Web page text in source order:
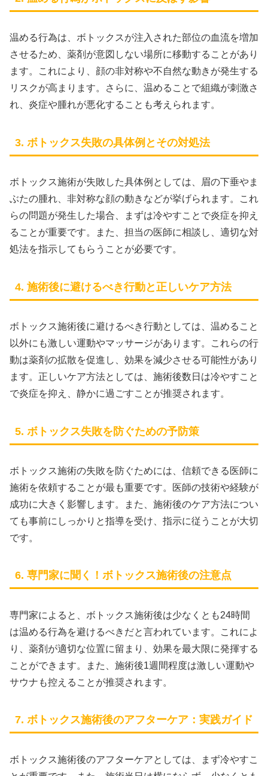
温める行為は、ボトックスが注入された部位の血流を増加
させるため、薬剤が意図しない場所に移動することがあり
ます。これにより、顔の非対称や不自然な動きが発生する
リスクが高まります。さらに、温めることで組織が刺激さ
れ、炎症や腫れが悪化することも考えられます。
3. ボトックス失敗の具体例とその対処法
ボトックス施術が失敗した具体例としては、眉の下垂やま
ぶたの腫れ、非対称な顔の動きなどが挙げられます。これ
らの問題が発生した場合、まずは冷やすことで炎症を抑え
ることが重要です。また、担当の医師に相談し、適切な対
処法を指示してもらうことが必要です。
4. 施術後に避けるべき行動と正しいケア方法
ボトックス施術後に避けるべき行動としては、温めること
以外にも激しい運動やマッサージがあります。これらの行
動は薬剤の拡散を促進し、効果を減少させる可能性があり
ます。正しいケア方法としては、施術後数日は冷やすこと
で炎症を抑え、静かに過ごすことが推奨されます。
5. ボトックス失敗を防ぐための予防策
ボトックス施術の失敗を防ぐためには、信頼できる医師に
施術を依頼することが最も重要です。医師の技術や経験が
成功に大きく影響します。また、施術後のケア方法につい
ても事前にしっかりと指導を受け、指示に従うことが大切
です。
6. 専門家に聞く！ボトックス施術後の注意点
専門家によると、ボトックス施術後は少なくとも24時間
は温める行為を避けるべきだと言われています。これによ
り、薬剤が適切な位置に留まり、効果を最大限に発揮する
ことができます。また、施術後1週間程度は激しい運動や
サウナも控えることが推奨されます。
7. ボトックス施術後のアフターケア：実践ガイド
ボトックス施術後のアフターケアとしては、まず冷やすこ